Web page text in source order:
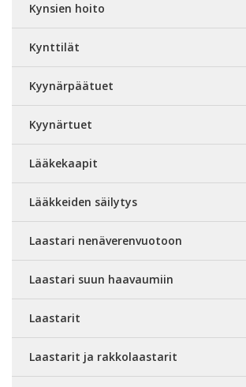
Kynsien hoito
Kynttilät
Kyynärpäätuet
Kyynärtuet
Lääkekaapit
Lääkkeiden säilytys
Laastari nenäverenvuotoon
Laastari suun haavaumiin
Laastarit
Laastarit ja rakkolaastarit